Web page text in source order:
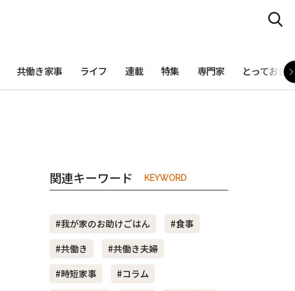
共働き家事 ライフ 連載 特集 専門家 とっておき
関連キーワード KEYWORD
#我が家のお助けごはん
#食事
#共働き
#共働き夫婦
#時短家事
#コラム